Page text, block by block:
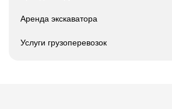
Аренда экскаватора
Услуги грузоперевозок